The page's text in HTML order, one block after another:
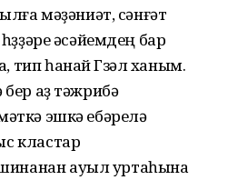
мәҙәниәт, сәнғәт
әсәйемдең бар
һанай Гүзәл ханым.
бер аҙ тәжрибә
эшкә ебәрелә
кластар
ауыл уртаһына